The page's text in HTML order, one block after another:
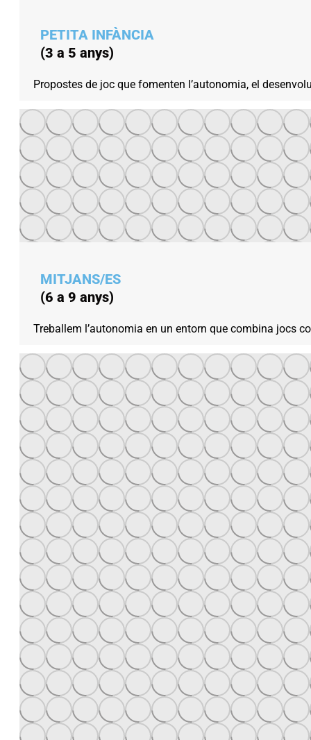
PETITA INFÀNCIA
(3 a 5 anys)
Propostes de joc que fomenten l’autonomia, el
MITJANS/ES
(6 a 9 anys)
Treballem l’autonomia en un entorn que combina jocs